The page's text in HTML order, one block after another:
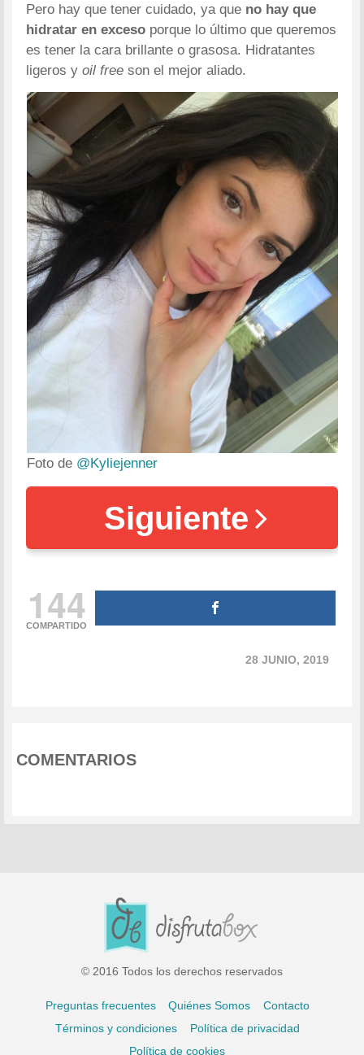
Pero hay que tener cuidado, ya que no hay que
hidratar en exceso porque lo último que queremos
es tener la cara brillante o grasosa. Hidratantes
ligeros yoil free son el mejor aliado.
Foto de @Kyliejenner
Siguiente
144
COMPARTIDO
28 JUNIO, 2019
COMENTARIOS
© 2016 Todos los derechos reservados
Preguntas frecuentes Quiénes Somos
Contacto
Términos y condiciones
Política de privacidad
Política de cookies